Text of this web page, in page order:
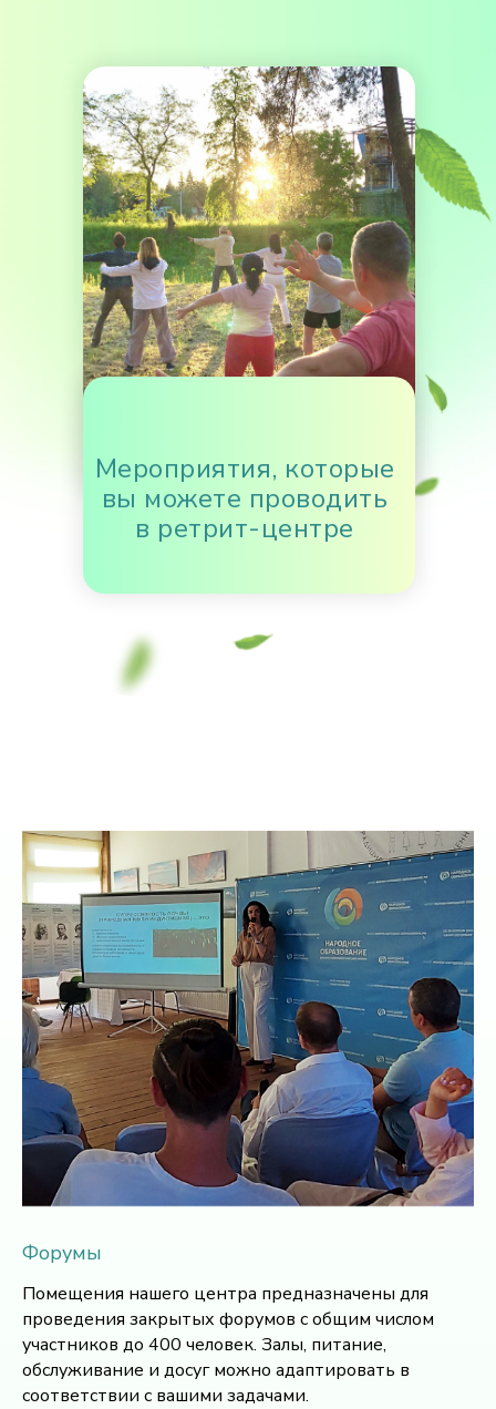
Мероприятия, которые
вы можете проводить
в ретрит-центре
Форумы
Помещения нашего центра предназначены для
проведения закрытых форумов с общим числом
участников до 400 человек. Залы, питание,
обслуживание и досуг можно адаптировать в
соответствии с вашими задачами.